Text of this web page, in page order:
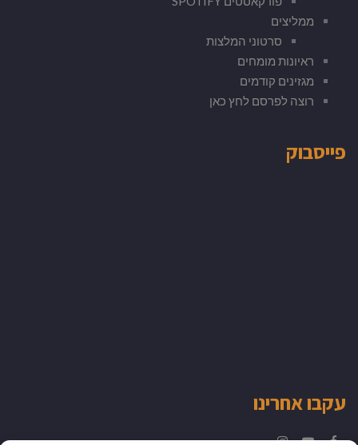
ממליצים
סרטוני המלצות
ראיונות מומחים
מגזינים קודמים
רוצה לפרסם לחץ כאן
פייסבוק
עקבו אחרינו